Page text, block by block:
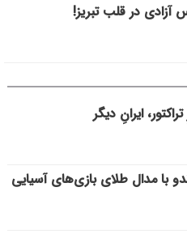
آزادی در قلب تبریز!
ایرانِ دیگر
با مدال طلای بازی‌های آسیایی